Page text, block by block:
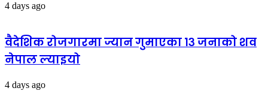
4 days ago
वैदेशिक रोजगारमा ज्यान गुमाएका १३ जनाको शव
नेपाल ल्याइयो
4 days ago